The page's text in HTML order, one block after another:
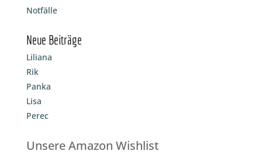
Notfälle
Neue Beiträge
Liliana
Rik
Panka
Lisa
Perec
Unsere Amazon Wishlist